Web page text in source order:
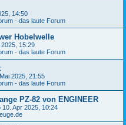
14:50
- das laute Forum
Hobelwelle
15:29
- das laute Forum
2025, 21:55
- das laute Forum
PZ-82 von ENGINEER
10. Apr 2025, 10:24